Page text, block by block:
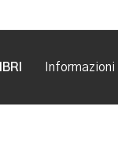
Informazioni